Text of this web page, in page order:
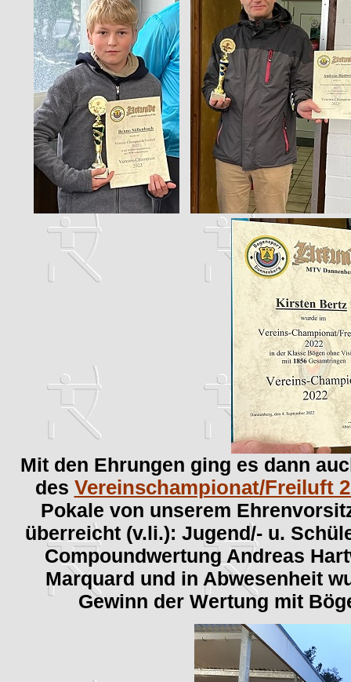
Mit den Ehrungen ging es dann
des Vereinschampionat/Freiluft
Pokale von unserem
überreicht (v.li.): Jugend/- u.
Compoundwertung Andreas
Marquard und in Abwesenheit
Gewinn der Wertung mit